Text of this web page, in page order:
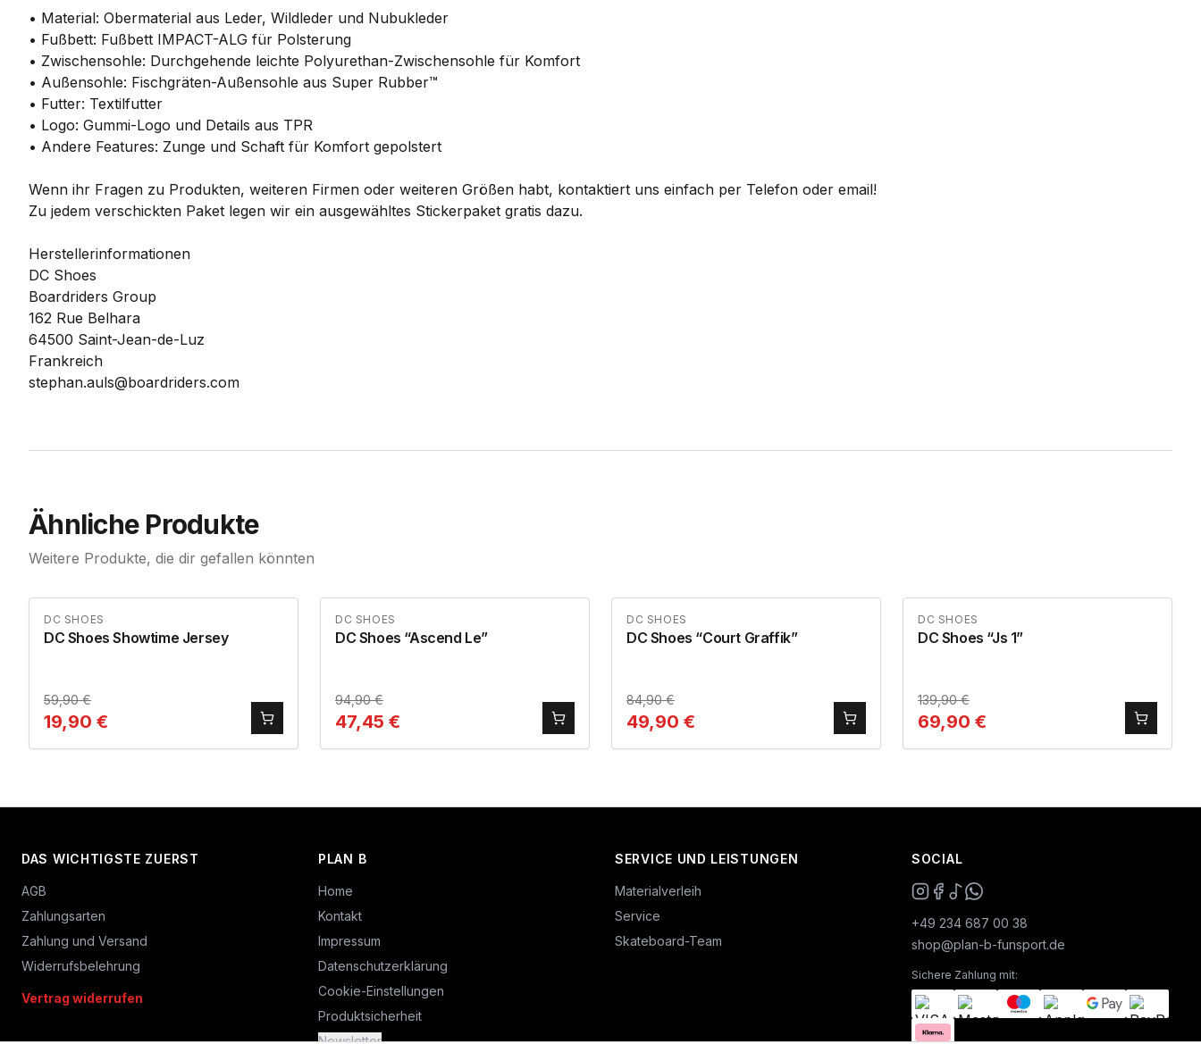
• Material: Obermaterial aus Leder, Wildleder und Nubukleder
• Fußbett: Fußbett IMPACT-ALG für Polsterung
• Zwischensohle: Durchgehende leichte Polyurethan-Zwischensohle für Komfort
• Außensohle: Fischgräten-Außensohle aus Super Rubber™
• Futter: Textilfutter
• Logo: Gummi-Logo und Details aus TPR
• Andere Features: Zunge und Schaft für Komfort gepolstert
Wenn ihr Fragen zu Produkten, weiteren Firmen oder weiteren Größen habt, kontaktiert uns einfach per Telefon oder email!
Zu jedem verschickten Paket legen wir ein ausgewähltes Stickerpaket gratis dazu.
Herstellerinformationen
DC Shoes
Boardriders Group
162 Rue Belhara
64500 Saint-Jean-de-Luz
Frankreich
stephan.auls@boardriders.com
Ähnliche Produkte
Weitere Produkte, die dir gefallen könnten
DC SHOES
DC Shoes Showtime Jersey
59,90€
19,90 €
DC SHOES
DC Shoes “Ascend Le”
94,90€
47,45 €
DC SHOES
DC Shoes “Court Graffik”
84,90€
49,90 €
DC SHOES
DC Shoes “Js 1”
139,90€
69,90 €
DAS WICHTIGSTE ZUERST
AGB
Zahlungsarten
Zahlung und Versand
Widerrufsbelehrung
Vertrag widerrufen
PLAN B
Home
Kontakt
Impressum
Datenschutzerklärung
Cookie-Einstellungen
Produktsicherheit
Newsletter
SERVICE UND LEISTUNGEN
Materialverleih
Service
Skateboard-Team
SOCIAL
+49 234 687 00 38
shop@plan-b-funsport.de
Sichere Zahlung mit: